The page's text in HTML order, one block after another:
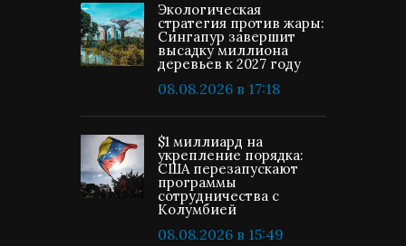
Экологическая
стратегия против жары:
Сингапур завершит
высадку миллиона
деревьев к 2027 году
08.08.2026 в 17:18
$1 миллиард на
укрепление порядка:
США перезапускают
программы
сотрудничества с
Колумбией
08.08.2026 в 15:49